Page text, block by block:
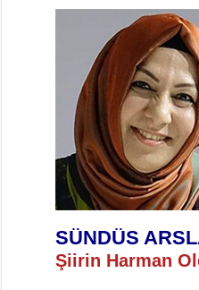
SÜNDÜS
Şiirin Harman